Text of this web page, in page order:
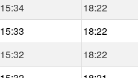
15:34 18:22
15:33 18:22
15:32 18:22